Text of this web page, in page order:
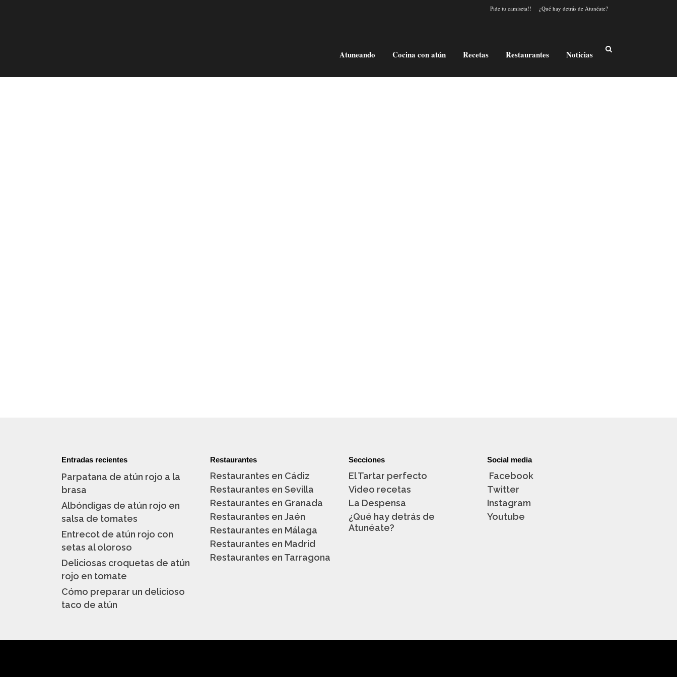
Pide tu camiseta!! ¿Qué hay detrás de Atunéate?
Atuneando Cocina con atún Recetas Restaurantes Noticias
Entradas recientes
Parpatana de atún rojo a la
brasa
Albóndigas de atún rojo en
salsa de tomates
Entrecot de atún rojo con
setas al oloroso
Deliciosas croquetas de atún
rojo en tomate
Cómo preparar un delicioso
taco de atún
Restaurantes
Restaurantes en Cádiz
Restaurantes en Sevilla
Restaurantes en Granada
Restaurantes en Jaén
Restaurantes en Málaga
Restaurantes en Madrid
Restaurantes en Tarragona
Secciones
El Tartar perfecto
Video recetas
La Despensa
¿Qué hay detrás de
Atunéate?
Social media
Facebook
Twitter
Instagram
Youtube